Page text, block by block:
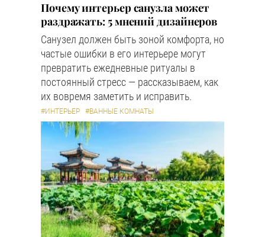
Почему интерьер санузла может
раздражать: 5 мнений дизайнеров
Санузел должен быть зоной комфорта, но
частые ошибки в его интерьере могут
превратить ежедневные ритуалы в
постоянный стресс — рассказываем, как
их вовремя заметить и исправить.
#ИНТЕРЬЕР #ВАННЫЕ КОМНАТЫ